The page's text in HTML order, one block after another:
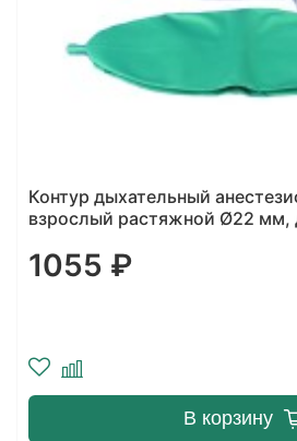
Контур дыхательный
взрослый растяжной Ø22 мм,
495 ₽
В корзину